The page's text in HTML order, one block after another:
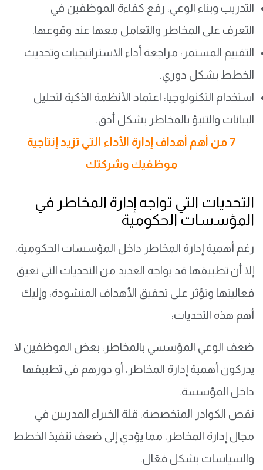
التدريب وبناء الوعي: رفع كفاءة الموظفين في
التعرف على المخاطر والتعامل معها عند وقوعها.
التقييم المستمر: مراجعة أداء الاستراتيجيات وتحديث
الخطط بشكل دوري.
استخدام التكنولوجيا: اعتماد الأنظمة الذكية لتحليل
البيانات والتنبؤ بالمخاطر بشكل أدق.
7 من أهم أهداف إدارة الأداء التي تزيد إنتاجية
موظفيك وشركتك
التحديات التي تواجه إدارة المخاطر في
المؤسسات الحكومية
رغم أهمية إدارة المخاطر داخل المؤسسات الحكومية،
إلا أن تطبيقها قد يواجه العديد من التحديات التي تعيق
فعاليتها وتؤثر على تحقيق الأهداف المنشودة، وإليك
أهم هذه التحديات:
ضعف الوعي المؤسسي بالمخاطر: بعض الموظفين لا
يدركون أهمية إدارة المخاطر، أو دورهم في تطبيقها
داخل المؤسسة.
نقص الكوادر المتخصصة: قلة الخبراء المدربين في
مجال إدارة المخاطر، مما يؤدي إلى ضعف تنفيذ الخطط
والسياسات بشكل فعّال.